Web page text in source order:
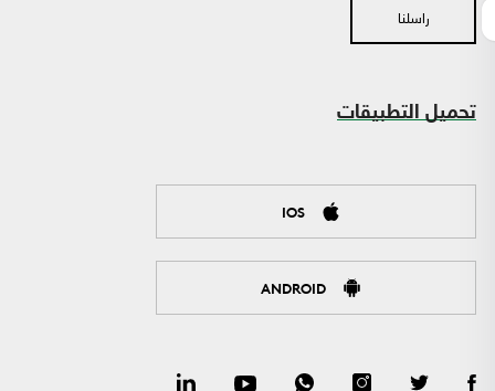
راسلنا
تحميل التطبيقات
IOS
ANDROID